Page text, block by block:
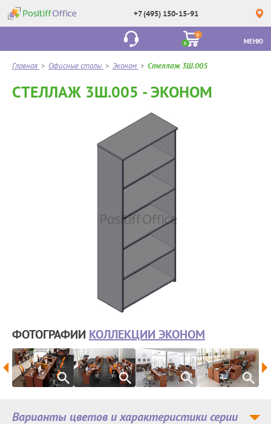
+7 (495) 150-15-91
0
0
МЕНЮ
Главная > Офисные столы > Эконом > Стеллаж 3Ш.005
СТЕЛЛАЖ 3Ш.005 - ЭКОНОМ
ФОТОГРАФИИ КОЛЛЕКЦИИ ЭКОНОМ
Варианты цветов и характеристики серии